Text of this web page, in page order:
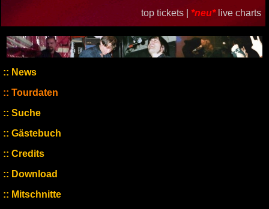
top tickets | *neu* live charts
News
Tourdaten
Suche
Gästebuch
Credits
Download
Mitschnitte